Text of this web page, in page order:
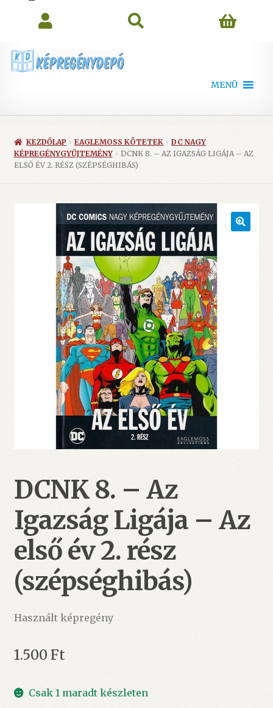
MENÜ
KEZDŐLAP EAGLEMOSS KÖTETEK
DC NAGY
KÉPREGÉNYGYŰJTEMÉNY
DCNK 8. – AZ IGAZSÁG LIGÁJA – AZ
ELSŐ ÉV 2. RÉSZ (SZÉPSÉGHIBÁS)
DCNK 8. – Az
Igazság Ligája – Az
első év 2. rész
(szépséghibás)
Használt képregény
1.500 Ft
Csak 1 maradt készleten